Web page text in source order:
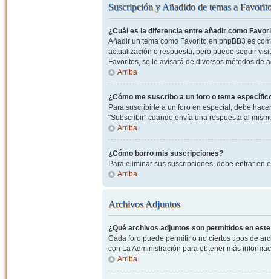
Suscripción y Añadido de temas a
¿Cuál es la diferencia entre añadir como
Añadir un tema como Favorito en phpBB3 es
actualización o respuesta, pero puede seguir
Favoritos, se le avisará de diversos métodos de
Arriba
¿Cómo me suscribo a un foro o tema
Para suscribirte a un foro en especial, debe
"Subscribir" cuando envía una respuesta al
Arriba
¿Cómo borro mis suscripciones?
Para eliminar sus suscripciones, debe entrar en
Arriba
Archivos Adjuntos
¿Qué archivos adjuntos son permitidos en
Cada foro puede permitir o no ciertos tipos de
con La Administración para obtener más
Arriba